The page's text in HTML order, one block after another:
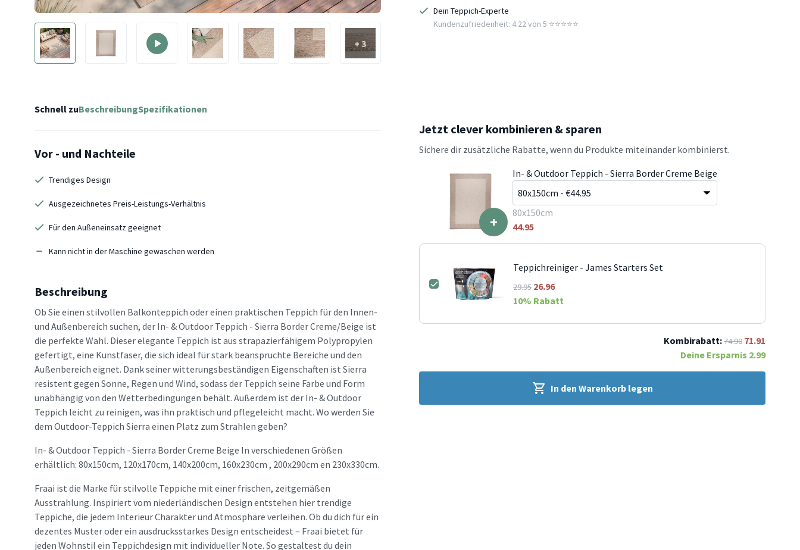
+ 3
Dein Teppich-Experte
Kundenzufriedenheit: 4.22 von 5 ⭐️⭐️⭐️⭐️⭐️
Schnell zuBeschreibungSpezifikationen
Vor - und Nachteile
Trendiges Design
Ausgezeichnetes Preis-Leistungs-Verhältnis
Für den Außeneinsatz geeignet
Kann nicht in der Maschine gewaschen werden
Beschreibung
Ob Sie einen stilvollen Balkonteppich oder einen praktischen Teppich für den Innen-
und Außenbereich suchen, der In- & Outdoor Teppich - Sierra Border Creme/Beige ist
die perfekte Wahl. Dieser elegante Teppich ist aus strapazierfähigem Polypropylen
gefertigt, eine Kunstfaser, die sich ideal für stark beanspruchte Bereiche und den
Außenbereich eignet. Dank seiner witterungsbeständigen Eigenschaften ist Sierra
resistent gegen Sonne, Regen und Wind, sodass der Teppich seine Farbe und Form
unabhängig von den Wetterbedingungen behält. Außerdem ist der In- & Outdoor
Teppich leicht zu reinigen, was ihn praktisch und pflegeleicht macht. Wo werden Sie
dem Outdoor-Teppich Sierra einen Platz zum Strahlen geben?
In- & Outdoor Teppich - Sierra Border Creme Beige In verschiedenen Größen
erhältlich: 80x150cm, 120x170cm, 140x200cm, 160x230cm , 200x290cm en 230x330cm.
Fraai ist die Marke für stilvolle Teppiche mit einer frischen, zeitgemäßen
Ausstrahlung. Inspiriert vom niederländischen Design entstehen hier trendige
Teppiche, die jedem Interieur Charakter und Atmosphäre verleihen. Ob du dich für ein
dezentes Muster oder ein ausdrucksstarkes Design entscheidest – Fraai bietet für
jeden Wohnstil ein Teppichdesign mit individueller Note. So gestaltest du dein
Jetzt clever kombinieren & sparen
Sichere dir zusätzliche Rabatte, wenn du Produkte miteinander kombinierst.
+
In- & Outdoor Teppich - Sierra Border Creme Beige
80x150cm
44.95
Teppichreiniger - James Starters Set
29.95 26.96
10% Rabatt
Kombirabatt:74.90 71.91
Deine Ersparnis 2.99
In den Warenkorb legen